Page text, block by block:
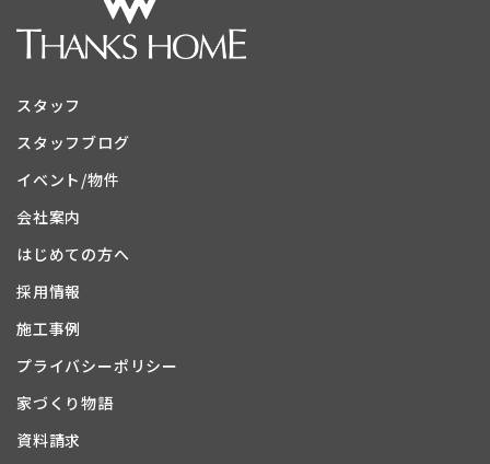
スタッフ
スタッフブログ
イベント/物件
会社案内
はじめての方へ
採用情報
施工事例
プライバシーポリシー
家づくり物語
資料請求